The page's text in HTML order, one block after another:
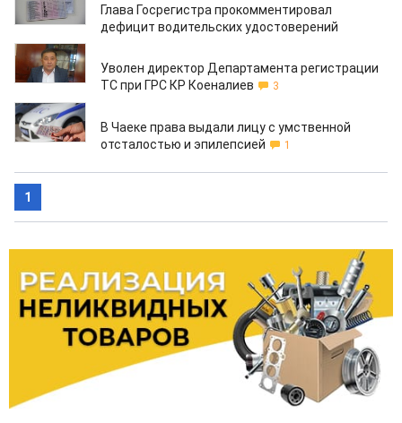
Глава Госрегистра прокомментировал
дефицит водительских удостоверений
13.12.2018
Уволен директор Департамента регистрации
ТС при ГРС КР Коеналиев
3
31.07.2018
В Чаеке права выдали лицу с умственной
отсталостью и эпилепсией
1
1